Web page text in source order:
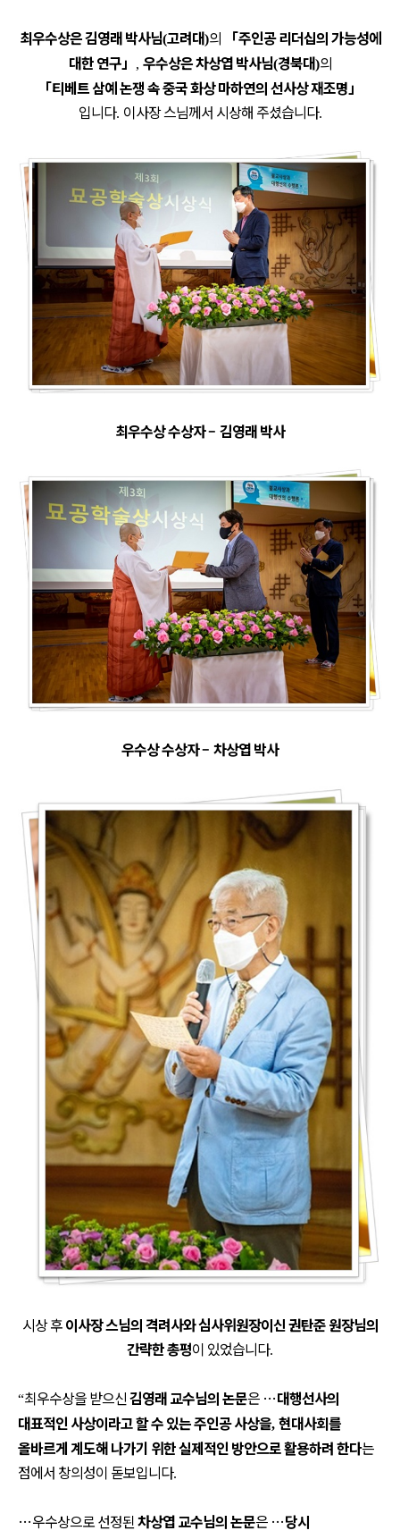
최우수상은 김영래 박사님(고려대)의 「주인공 리더십의 가능성에
대한 연구」 , 우수상은 차상엽 박사님(경북대)의
「티베트 삼예 논쟁 속 중국 화상 마하연의 선사상 재조명」
입니다. 이사장 스님께서 시상해 주셨습니다.
최우수상 수상자– 김영래 박사
우수상 수상자– 차상엽 박사
시상 후이사장 스님의 격려사와 심사위원장이신 권탄준 원장님의
간략한총평이 있었습니다.
“최우수상을 받으신김영래 교수님의 논문은 …대행선사의
대표적인 사상이라고 할 수 있는주인공 사상을, 현대사회를
올바르게 계도해 나가기 위한 실제적인 방안으로 활용하려 한다는
점에서 창의성이 돋보입니다.
…우수상으로 선정된차상엽 교수님의 논문은 …당시